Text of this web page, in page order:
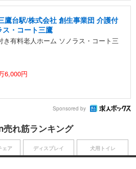
鷹台駅/株式会社 創生事業団 介護付
ス・コート三鷹
有料老人ホーム ソノラス・コート三
6,000円
Sponsored by
れ筋ランキング
ェア ディスプレイ 犬用トイレ